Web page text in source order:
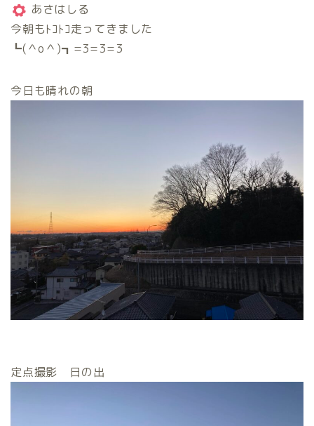
あさはしる
今朝もﾄｺﾄｺ走ってきました
┗(＾o＾)┓=3=3=3
今日も晴れの朝
定点撮影 日の出